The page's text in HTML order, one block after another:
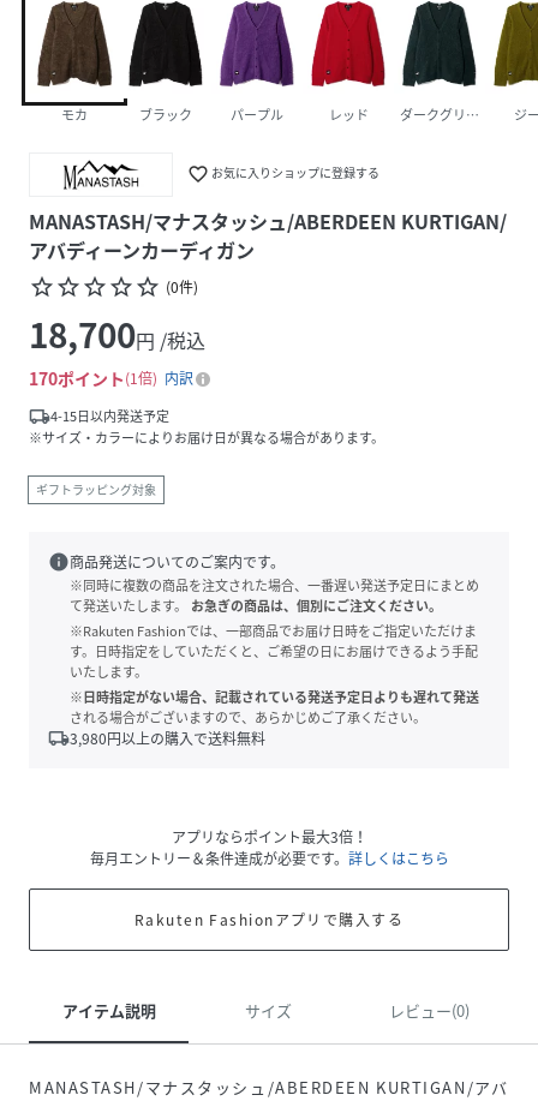
モカ ブラック パープル レッド ダークグリーン ジ
favorite_border お気に入りショップに登録する
MANASTASH/マナスタッシュ/ABERDEEN KURTIGAN/
アバディーンカーディガン
star_borderstar_borderstar_borderstar_borderstar_border (0件)
18,700円 /税込
170ポイント 1倍
内訳
local_shipping4-15日以内発送予定
※サイズ・カラーによりお届け日が異なる場合があります。
ギフトラッピング対象
info商品発送についてのご案内です。
※同時に複数の商品を注文された場合、一番遅い発送予定日にまとめ
て発送いたします。
お急ぎの商品は、個別にご注文ください。
※Rakuten Fashionでは、一部商品でお届け日時をご指定いただけま
す。日時指定をしていただくと、ご希望の日にお届けできるよう手配
いたします。
※日時指定がない場合、記載されている発送予定日よりも遅れて発送
される場合がございますので、あらかじめご了承ください。
local_shipping3,980円以上の購入で送料無料
アプリならポイント最大3倍！
毎月エントリー＆条件達成が必要です。 詳しくはこちら
Rakuten Fashionアプリで購入する
アイテム説明 サイズ レビュー(0)
MANASTASH/マナスタッシュ/ABERDEEN KURTIGAN/アバ